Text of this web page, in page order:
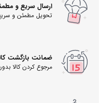
ارسال سریع و
تحویل مطمئن و
ضمانت بازگشت
مرجوع کردن کالا بدون نگرانی تا